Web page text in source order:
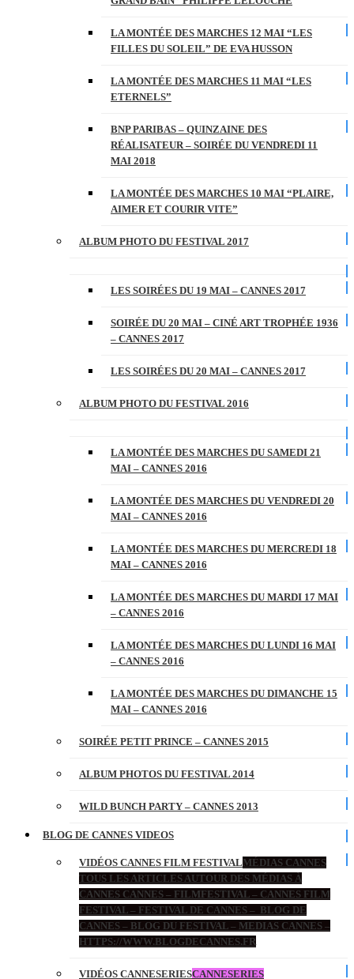
LA MONTÉE DES MARCHES 12 MAI “LES
FILLES DU SOLEIL” DE EVA HUSSON
LA MONTÉE DES MARCHES 11 MAI “LES
ETERNELS”
BNP PARIBAS – QUINZAINE DES
RÉALISATEUR – SOIRÉE DU VENDREDI 11
MAI 2018
LA MONTÉE DES MARCHES 10 MAI “PLAIRE,
AIMER ET COURIR VITE”
ALBUM PHOTO DU FESTIVAL 2017
LES SOIRÉES DU 19 MAI – CANNES 2017
SOIRÉE DU 20 MAI – CINÉ ART TROPHÉE 1936
– CANNES 2017
LES SOIRÉES DU 20 MAI – CANNES 2017
ALBUM PHOTO DU FESTIVAL 2016
LA MONTÉE DES MARCHES DU SAMEDI 21
MAI – CANNES 2016
LA MONTÉE DES MARCHES DU VENDREDI 20
MAI – CANNES 2016
LA MONTÉE DES MARCHES DU MERCREDI 18
MAI – CANNES 2016
LA MONTÉE DES MARCHES DU MARDI 17 MAI
– CANNES 2016
LA MONTÉE DES MARCHES DU LUNDI 16 MAI
– CANNES 2016
LA MONTÉE DES MARCHES DU DIMANCHE 15
MAI – CANNES 2016
SOIRÉE PETIT PRINCE – CANNES 2015
ALBUM PHOTOS DU FESTIVAL 2014
WILD BUNCH PARTY – CANNES 2013
BLOG DE CANNES VIDEOS
VIDÉOS CANNES FILM FESTIVALMÉDIAS CANNES
TOUS LES ARTICLES AUTOUR DES MÉDIAS À
CANNES CANNES – FILMFESTIVAL – CANNES FILM
FESTIVAL – FESTIVAL DE CANNES – BLOG DE
CANNES – BLOG DU FESTIVAL – MEDIAS CANNES –
HTTPS://WWW.BLOGDECANNES.FR
VIDÉOS CANNESERIESCANNESERIES